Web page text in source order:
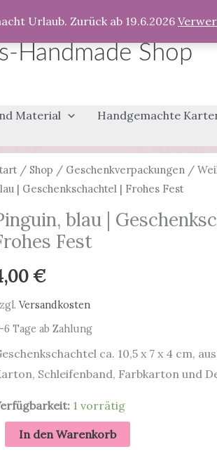
Urlaub. Zurück ab 19.6.2026
Handmade Shop
Material Handgemachte
/ Shop / Geschenkverpackungen/
| Geschenkschachtel | Frohes Fest
blau |
Fest
€
Versandkosten
6 Tage ab Zahlung
ca. 10,5 x 7 x 4 cm,
Schleifenband, Farbkarton und
1 vorrätig
Pinguin,
blau
In den Warenkorb